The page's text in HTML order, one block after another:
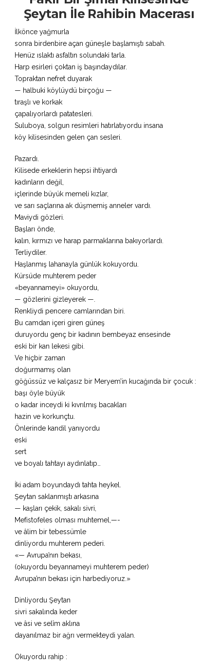
Şeytan İle Rahibin Macerası
İlkönce yağmurla
sonra birdenbire açan güneşle başlamıştı sabah.
Henüz ıslaktı asfaltın solundaki tarla.
Harp esirleri çoktan iş başındaydılar.
Topraktan nefret duyarak
— halbuki köylüydü birçoğu —
tıraşlı ve korkak
çapalıyorlardı patatesleri.
Suluboya, solgun resimleri hatırlatıyordu insana
köy kilisesinden gelen çan sesleri.
Pazardı.
Kilisede erkeklerin hepsi ihtiyardı
kadınların değil,
içlerinde büyük memeli kızlar,
ve sarı saçlarına ak düşmemiş anneler vardı.
Maviydi gözleri.
Başları önde,
kalın, kırmızı ve harap parmaklarına bakıyorlardı.
Terliydiler.
Haşlanmış lahanayla günlük kokuyordu.
Kürsüde muhterem peder
«beyannameyi» okuyordu,
— gözlerini gizleyerek —.
Renkliydi pencere camlarından biri.
Bu camdan içeri giren güneş
duruyordu genç bir kadının bembeyaz ensesinde
eski bir kan lekesi gibi.
Ve hiçbir zaman
doğurmamış olan
göğüssüz ve kalçasız bir Meryem’in kucağında bir çocuk :
başı öyle büyük
o kadar inceydi ki kıvrılmış bacakları
hazin ve korkunçtu.
Önlerinde kandil yanıyordu
eski
sert
ve boyalı tahtayı aydınlatıp…
İki adam boyundaydı tahta heykel.
Şeytan saklanmıştı arkasına
— kaşları çekik, sakalı sivri,
Mefistofeles olması muhtemel,—-
ve âlim bir tebessümle
dinliyordu muhterem pederi.
«— Avrupa’nın bekası,
(okuyordu beyannameyi muhterem peder)
Avrupa’nın bekası için harbediyoruz.»
Dinliyordu Şeytan
sivri sakalında keder
ve âsi ve selîm aklına
dayanılmaz bir ağrı vermekteydi yalan.
Okuyordu rahip :